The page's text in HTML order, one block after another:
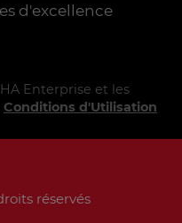
d'excellence
Enterprise et les
Conditions d'Utilisation
réservés